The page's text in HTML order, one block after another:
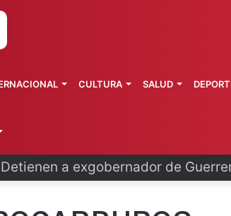
INEA fortalece educación para
CULTURA SALUD